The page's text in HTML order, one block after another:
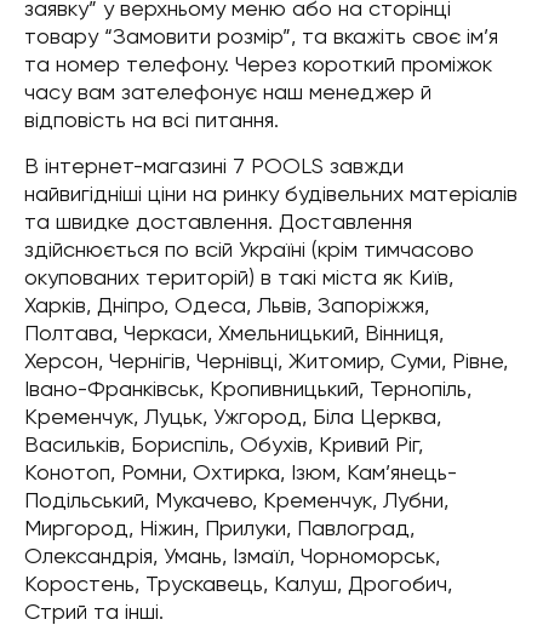
заявку” у верхньому меню або на сторінці
товару “Замовити розмір”, та вкажіть своє ім’я
та номер телефону. Через короткий проміжок
часу вам зателефонує наш менеджер й
відповість на всі питання.
В інтернет-магазині 7 POOLS завжди
найвигідніші ціни на ринку будівельних матеріалів
та швидке доставлення. Доставлення
здійснюється по всій Україні (крім тимчасово
окупованих територій) в такі міста як Київ,
Харків, Дніпро, Одеса, Львів, Запоріжжя,
Полтава, Черкаси, Хмельницький, Вінниця,
Херсон, Чернігів, Чернівці, Житомир, Суми, Рівне,
Івано-Франківськ, Кропивницький, Тернопіль,
Кременчук, Луцьк, Ужгород, Біла Церква,
Васильків, Бориспіль, Обухів, Кривий Ріг,
Конотоп, Ромни, Охтирка, Ізюм, Кам’янець-
Подільський, Мукачево, Кременчук, Лубни,
Миргород, Ніжин, Прилуки, Павлоград,
Олександрія, Умань, Ізмаїл, Чорноморськ,
Коростень, Трускавець, Калуш, Дрогобич,
Стрий та інші.